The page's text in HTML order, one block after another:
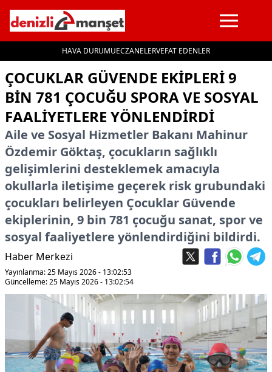
HAVA DURUMUECZANELERVEFAT EDENLER
ÇOCUKLAR GÜVENDE EKIPLERI 9
BIN 781 ÇOCUĞU SPORA VE SOSYAL
FAALIYETLERE YÖNLENDIRDI
Aile ve Sosyal Hizmetler Bakanı Mahinur
Özdemir Göktaş, çocukların sağlıklı
gelişimlerini desteklemek amacıyla
okullarla iletişime geçerek risk grubundaki
çocukları belirleyen Çocuklar Güvende
ekiplerinin, 9 bin 781 çocuğu sanat, spor ve
sosyal faaliyetlere yönlendirdiğini bildirdi.
Haber Merkezi
Yayınlanma: 25 Mayıs 2026 - 13:02:53
Güncelleme: 25 Mayıs 2026 - 13:02:54